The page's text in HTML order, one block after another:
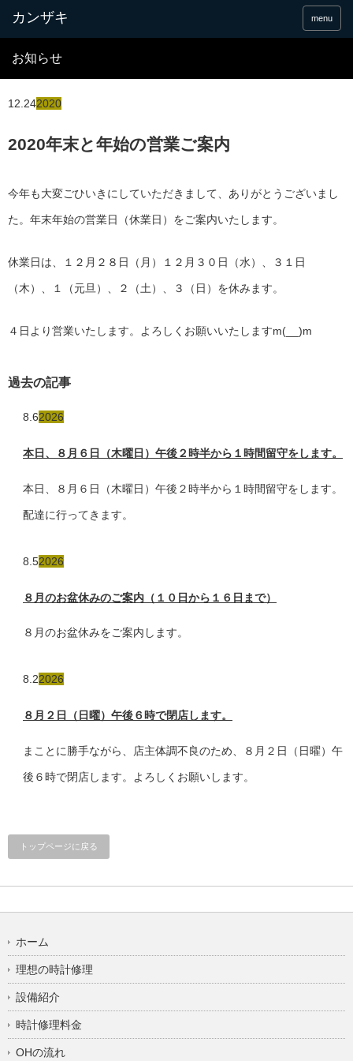
menu
お知らせ
12.242020
2020年末と年始の営業ご案内
今年も大変ごひいきにしていただきまして、ありがとうございまし
た。年末年始の営業日（休業日）をご案内いたします。
休業日は、１２月２８日（月）１２月３０日（水）、３１日
（木）、１（元旦）、２（土）、３（日）を休みます。
４日より営業いたします。よろしくお願いいたしますm(__)m
過去の記事
8.62026
本日、８月６日（木曜日）午後２時半から１時間留守をします。
本日、８月６日（木曜日）午後２時半から１時間留守をします。
配達に行ってきます。
8.52026
８月のお盆休みのご案内（１０日から１６日まで）
８月のお盆休みをご案内します。
8.22026
８月２日（日曜）午後６時で閉店します。
まことに勝手ながら、店主体調不良のため、８月２日（日曜）午
後６時で閉店します。よろしくお願いします。
トップページに戻る
ホーム
理想の時計修理
設備紹介
時計修理料金
OHの流れ